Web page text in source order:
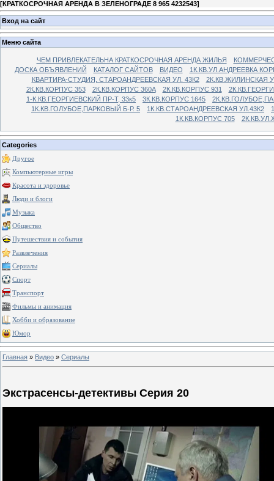
[КРАТКОСРОЧНАЯ АРЕНДА В ЗЕЛЕНОГРАДЕ 8 965 4232543]
Вход на сайт
Меню сайта
ЧЕМ ПРИВЛЕКАТЕЛЬНА КРАТКОСРОЧНАЯ АРЕНДА ЖИЛЬЯ
ДОСКА ОБЪЯВЛЕНИЙ
КАТАЛОГ САЙТОВ ВИДЕО
1К.КВ.УЛ.АНДРЕЕВКА
КВАРТИРА-СТУДИЯ, СТАРОАНДРЕЕВСКАЯ УЛ. 43К2
2К.КВ.ЖИЛИНСКАЯ
2К.КВ.КОРПУС 353
2К.КВ.КОРПУС 360А 2К.КВ.КОРПУС 931
1-К.КВ.ГЕОРГИЕВСКИЙ ПР-Т, 33к5
3К.КВ.КОРПУС 1645
1К.КВ.ГОЛУБОЕ,ПАРКОВЫЙ Б-Р. 5
1К.КВ.СТАРОАНДРЕЕВСКАЯ УЛ.43К2
1К.КВ.КОРПУС 705
Categories
Другое
Компьютерные игры
Красота и здоровье
Люди и блоги
Музыка
Общество
Путешествия и события
Развлечения
Сериалы
Спорт
Транспорт
Фильмы и анимация
Хобби и образование
Юмор
Главная » Видео » Сериалы
Экстрасенсы-детективы Серия 20